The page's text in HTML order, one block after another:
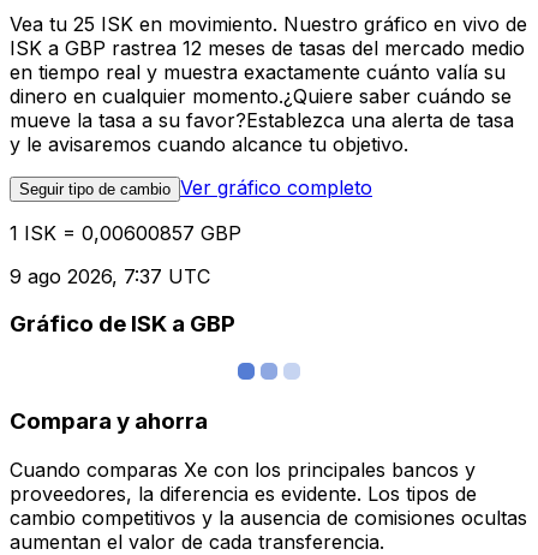
Vea tu 25 ISK en movimiento. Nuestro gráfico en vivo de
ISK a GBP rastrea 12 meses de tasas del mercado medio
en tiempo real y muestra exactamente cuánto valía su
dinero en cualquier momento.¿Quiere saber cuándo se
mueve la tasa a su favor?Establezca una alerta de tasa
y le avisaremos cuando alcance tu objetivo.
Seguir tipo de cambio Ver gráfico completo
1 ISK = 0,00600857 GBP
9 ago 2026, 7:37 UTC
Gráfico de ISK a GBP
Compara y ahorra
Cuando comparas Xe con los principales bancos y
proveedores, la diferencia es evidente. Los tipos de
cambio competitivos y la ausencia de comisiones ocultas
aumentan el valor de cada transferencia.